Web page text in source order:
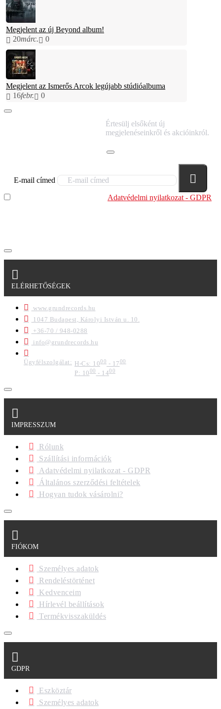
Megjelent az új Beyond album!
20márc. 0
Megjelent az Ismerős Arcok legújabb stúdióalbuma
16febr. 0
Értesülj elsőként új
megjelenéseinkről és akcióinkról.
E-mail címed
Adatvédelmi nyilatkozat - GDPR
ELÉRHETŐSÉGEK
www.grundrecords.hu
1047 Budapest, Károlyi István u. 10.
+36-70 / 948-0288
info@grundrecords.hu
Ügyfélszolgálat: H-Cs: 1000 - 1700
P: 1000- 1400
IMPRESSZUM
Rólunk
Szállítási információk
Adatvédelmi nyilatkozat - GDPR
Általános szerződési feltételek
Hogyan tudok vásárolni?
FIÓKOM
Személyes adatok
Rendeléstörténet
Kedvenceim
Hírlevél beállítások
Termékvisszaküldés
GDPR
Eszköztár
Személyes adatok